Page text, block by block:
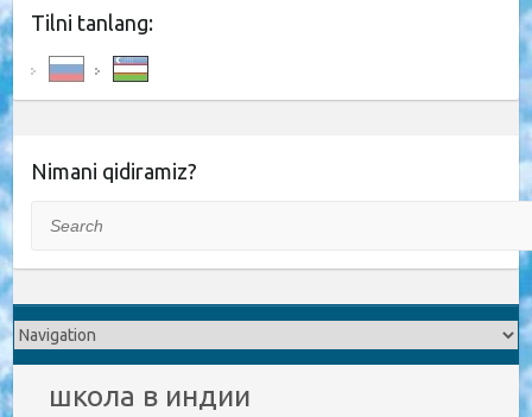
Tilni tanlang:
Nimani qidiramiz?
школа в индии